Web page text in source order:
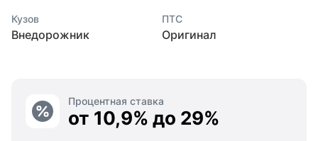
Кузов
Внедорожник
ПТС
Оригинал
Процентная ставка
от 10,9% до 29%